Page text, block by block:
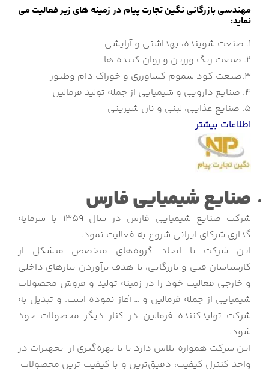
مهندسی بازرگانی نگین تجارت پیام در زمینه های زیر فعالیت می
نماید:
1. صنعت شوینده، بهداشتی و آرایشی
2. صنعت رنگ ورزین و روان کننده ها
3.صنعت کود سموم کشاورزی و خوراک دام وطیور
4. صنایع دارویی و شیمیایی از جمله تولید فرمالین
5. صنایع غذایی، لبنی و نان شیرینی
اطلاعات بیشتر
صنایع شیمیایی فارس
شرکت صنایع شیمیایی فارس در سال 1359 با سرمایه
گذاری شرکای ایرانی شروع به فعالیت نمود.
این شرکت با ایجاد گروه‌های متخصص متشکل از
کارشناسان فنی و بازرگانی، با هدف برآوردن نیازهای داخلی
و خارجی فعالیت خود را در زمینه تولید و فروش محصولات
شیمیایی از جمله فرمالین و … آغاز نموده است. و تبدیل به
شرکت تولیدکننده فرمالین در کنار دیگر محصولات خود
شود.
این شرکت همواره تلاش دارد تا با بهره‌گیری از تجهیزات در
واحد کنترل کیفیت، دقیق‌ترین و با کیفیت‌ ترین محصولات